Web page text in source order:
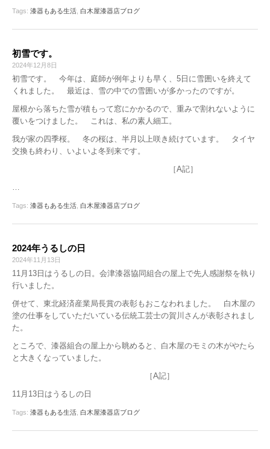
Tags: 漆器もある生活 白木屋漆器店ブログ
初雪です。
2024年12月8日
初雪です。 今年は、庭師が例年よりも早く、5日に雪囲いを終えて
くれました。 最近は、雪の中での雪囲いが多かったのですが。
屋根から落ちた雪が積もって窓にかかるので、重みで割れないように
覆いをつけました。 これは、私の素人細工。
我が家の四季桜。 冬の桜は、半月以上咲き続けています。 タイヤ
交換も終わり、いよいよ冬到来です。
［A記］
…
Tags: 漆器もある生活 白木屋漆器店ブログ
2024年うるしの日
2024年11月13日
11月13日はうるしの日。会津漆器協同組合の屋上で先人感謝祭を執り
行いました。
併せて、東北経済産業局長賞の表彰もおこなわれました。 白木屋の
塗の仕事をしていただいている伝統工芸士の賀川さんが表彰されまし
た。
ところで、漆器組合の屋上から眺めると、白木屋のモミの木がやたら
と大きくなっていました。
［A記］
11月13日はうるしの日
Tags: 漆器もある生活 白木屋漆器店ブログ